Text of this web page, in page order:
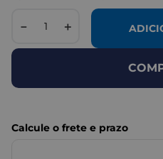
＋
－